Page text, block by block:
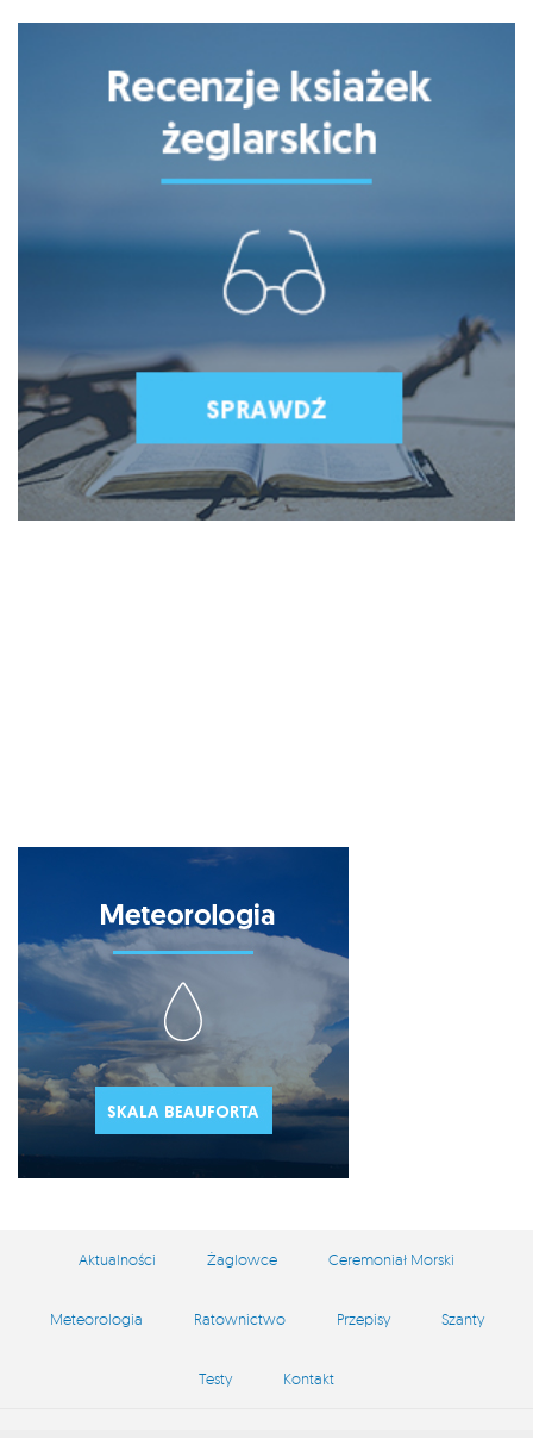
Aktualności Żaglowce Ceremoniał Morski
Meteorologia Ratownictwo Przepisy Szanty
Testy Kontakt